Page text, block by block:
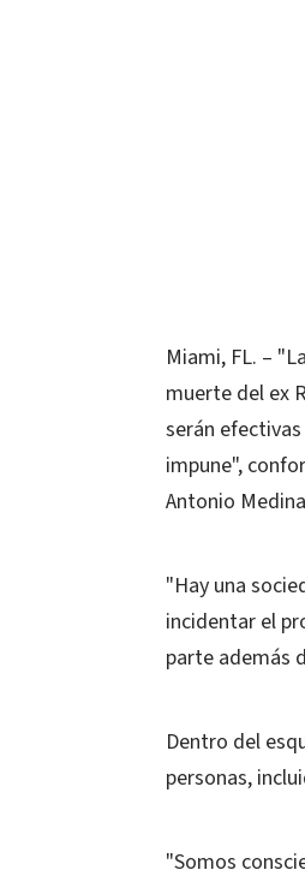
Miami, FL. –
muerte del ex
serán
impune",
Antonio
"Hay una
incidentar el
parte además
Dentro del
personas,
"Somos